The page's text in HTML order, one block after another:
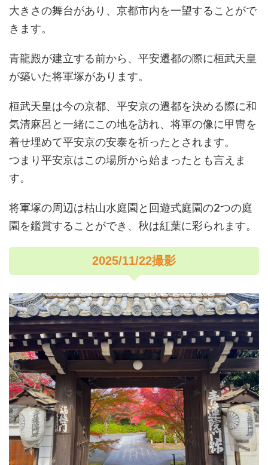
大きさの舞台があり、京都市内を一望することがで
きます。
青龍殿が建立する前から、平安遷都の際に桓武天皇
が築いた将軍塚があります。
桓武天皇は今の京都、平安京の遷都を決める際に和
気清麻呂と一緒にこの地を訪れ、将軍の像に甲冑を
着せ埋めて平安京の安泰を祈ったとされます。
つまり平安京はこの場所から始まったとも言えま
す。
将軍塚の周辺は枯山水庭園と回遊式庭園の2つの庭
園を鑑賞することができ、秋は紅葉に彩られます。
2025/11/22撮影